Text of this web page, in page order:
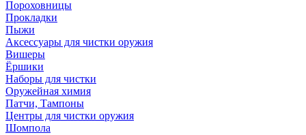
Пороховницы
Прокладки
Пыжи
Аксессуары для чистки оружия
Вишеры
Ёршики
Наборы для чистки
Оружейная химия
Патчи, Тампоны
Центры для чистки оружия
Шомпола